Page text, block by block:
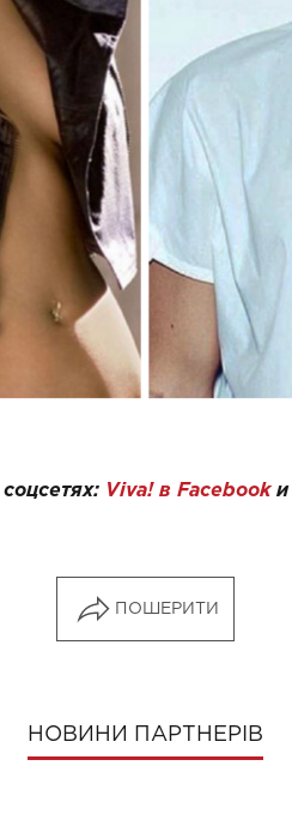
Viva! в Facebookи
ПОШЕРИТИ
НОВИНИ ПАРТНЕРІВ